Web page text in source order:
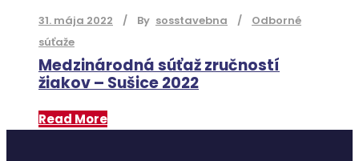
31. mája 2022 By sosstavebna
Odborné
súťaže
Medzinárodná súťaž zručností
žiakov – Sušice 2022
Read More